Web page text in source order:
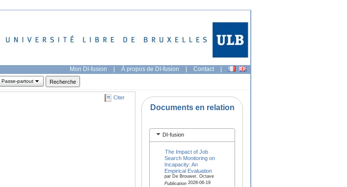
Mon DI-fusion | À propos de DI-fusion | Contact |
Passe-partout
Citer
Documents en relation
DI-fusion
The Impact of Job
Search Monitoring on
Incapacity: An
Empirical Evaluation
par De Brouwer, Octave
Publication2028-06-19